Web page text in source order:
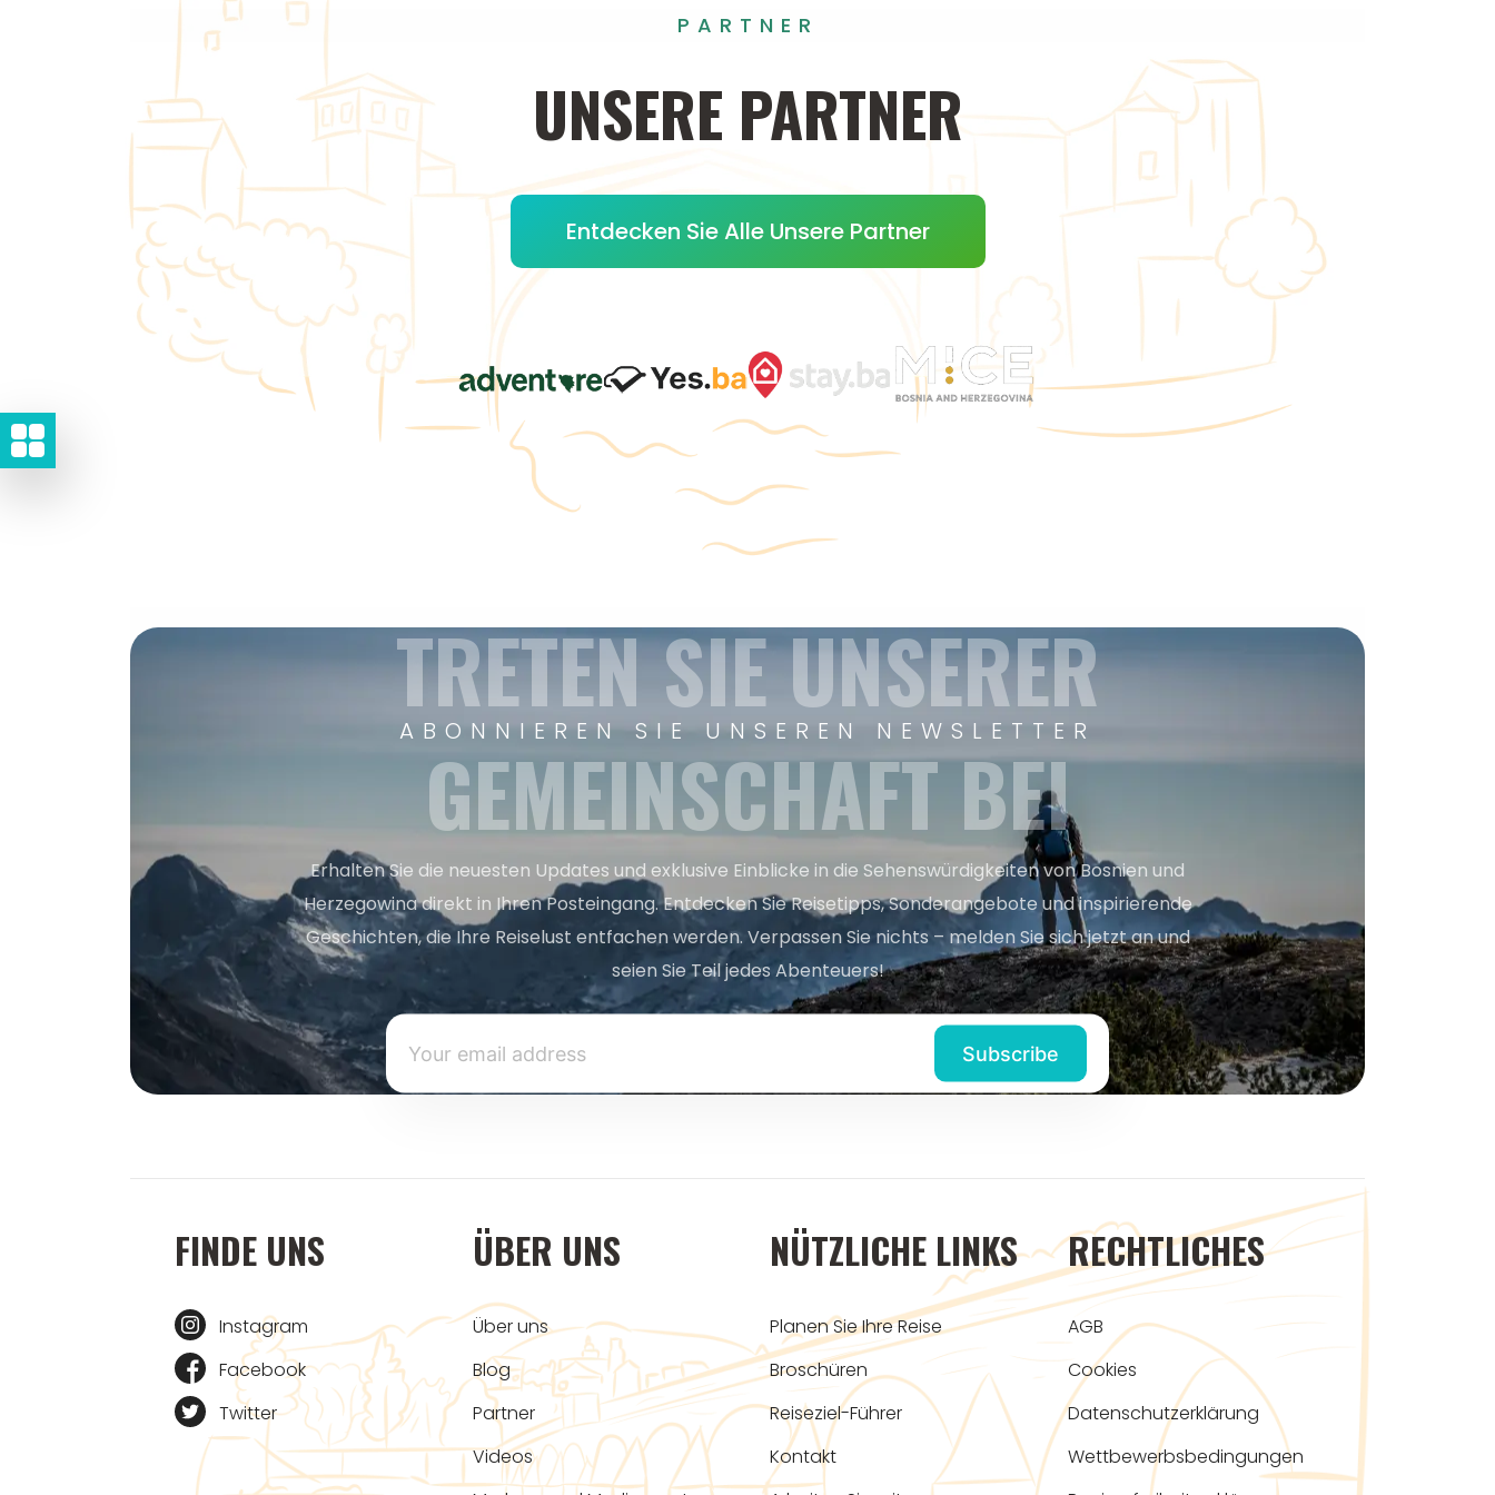
PARTNER
UNSERE PARTNER
Entdecken Sie Alle Unsere Partner
ABONNIEREN SIE UNSEREN NEWSLETTER
TRETEN SIE UNSERER
GEMEINSCHAFT BEI
Erhalten Sie die neuesten Updates und exklusive Einblicke in die Sehenswürdigkeiten von Bosnien und
Herzegowina direkt in Ihren Posteingang. Entdecken Sie Reisetipps, Sonderangebote und inspirierende
Geschichten, die Ihre Reiselust entfachen werden. Verpassen Sie nichts – melden Sie sich jetzt an und
seien Sie Teil jedes Abenteuers!
FINDE UNS
Instagram
Facebook
Twitter
ÜBER UNS
Über uns
Blog
Partner
Videos
NÜTZLICHE LINKS
Planen Sie Ihre Reise
Broschüren
Reiseziel-Führer
Kontakt
RECHTLICHES
AGB
Cookies
Datenschutzerklärung
Wettbewerbsbedingungen